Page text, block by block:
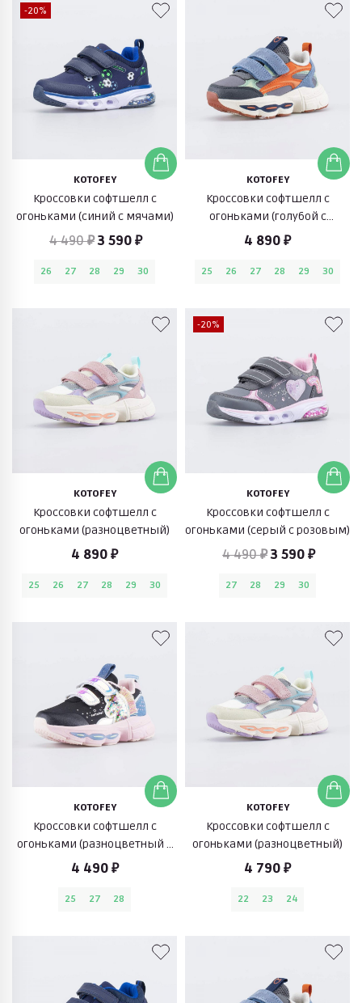
-20%
KOTOFEY
Кроссовки софтшелл с
огоньками (синий с мячами)
4 490 ₽3 590 ₽
26 27 28 29 30
KOTOFEY
Кроссовки софтшелл с
огоньками (голубой с
оранжевым)
4 890 ₽
25 26 27 28 29 30
KOTOFEY
Кроссовки софтшелл с
огоньками (разноцветный)
4 890 ₽
25 26 27 28 29 30
-20%
KOTOFEY
Кроссовки софтшелл с
огоньками (серый с розовым)
4 490 ₽3 590 ₽
27 28 29 30
KOTOFEY
Кроссовки софтшелл с
огоньками (разноцветный с
единорогом)
4 490 ₽
25 27 28
KOTOFEY
Кроссовки софтшелл с
огоньками (разноцветный)
4 790 ₽
22 23 24